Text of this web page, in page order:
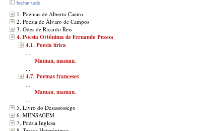
fechar tudo
1. Poemas de Alberto Caeiro
2. Poesia de Álvaro de Campos
3. Odes de Ricardo Reis
4. Poesia Ortónima de Fernando Pessoa
4.1. Poesia lírica
...
Maman, maman.
...
4.7. Poemas franceses
...
Maman, maman.
...
5. Livro do Desassossego
6. MENSAGEM
7. Poesia Inglesa